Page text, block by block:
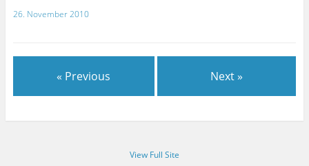
26. November 2010
« Previous Next »
View Full Site